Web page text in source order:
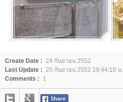
Create Date : 24 กันยายน 2552
Last Update : 25 กันยายน 2552 19:44:10 น.
Comments :
1